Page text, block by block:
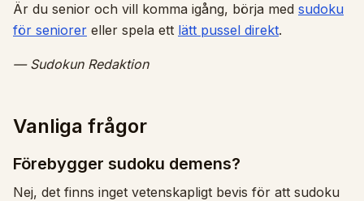
Är du senior och vill komma igång, börja med sudoku
för seniorer eller spela ett lätt pussel direkt.
— Sudokun Redaktion
Vanliga frågor
Förebygger sudoku demens?
Nej, det finns inget vetenskapligt bevis för att sudoku